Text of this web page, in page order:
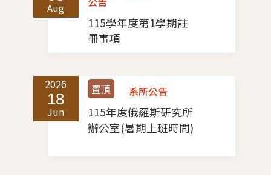
Aug
115學年度第1學期註
冊事項
2026
18
Jun
置頂 系所公告
115年度俄羅斯研究所
辦公室(暑期上班時間)